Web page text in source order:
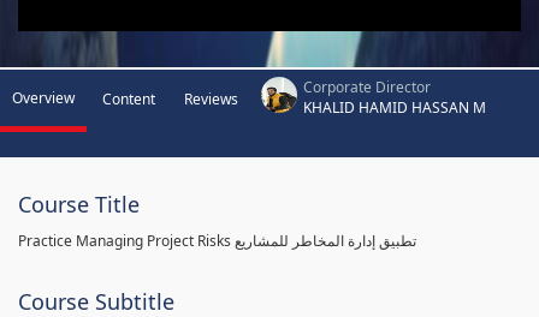
Overview Content Reviews
Corporate Director
KHALID HAMID HASSAN M
Course Title
Practice Managing Project Risks تطبيق إدارة المخاطر للمشاريع
Course Subtitle